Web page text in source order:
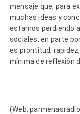
mensaje que, para
muchas ideas y
estamos perdiendo
sociales, en parte
es prontitud,
mínima de reflexión
(Web: